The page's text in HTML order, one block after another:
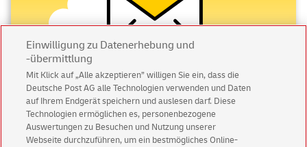
Abonnieren Sie unseren Newsletter
Immer informiert über exklusive Angebote und
Aktionen - jetzt mit Vorteil
Einwilligung zu Datenerhebung und
-übermittlung
Mit Klick auf „Alle akzeptieren” willigen Sie ein, dass die
Deutsche Post AG alle Technologien verwenden und Daten
auf Ihrem Endgerät speichern und auslesen darf. Diese
Technologien ermöglichen es, personenbezogene
Auswertungen zu Besuchen und Nutzung unserer
Webseite durchzuführen, um ein bestmögliches Online-